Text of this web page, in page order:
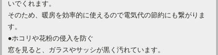
いでくれます。
そのため、暖房を効率的に使えるので電気代の節約にも繋がりま
す。
●ホコリや花粉の侵入を防ぐ
窓を見ると、ガラスやサッシが黒く汚れています。